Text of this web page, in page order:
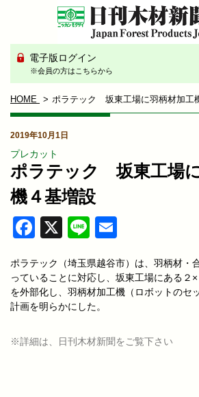
電子版ログイン
※会員の方はこちらから
HOME ポラテック 坂東工場に羽柄材加工
2019年10月1日
プレカット
ポラテック 坂東工場
機４基増設
Facebook
X Line
ポラテック（埼玉県越谷市）は、羽柄材・
っていることに対応し、坂東工場にある２
を外部化し、羽柄材加工機（ロボットのセ
計画を明らかにした。
※詳細は、日刊木材新聞をご覧下さい